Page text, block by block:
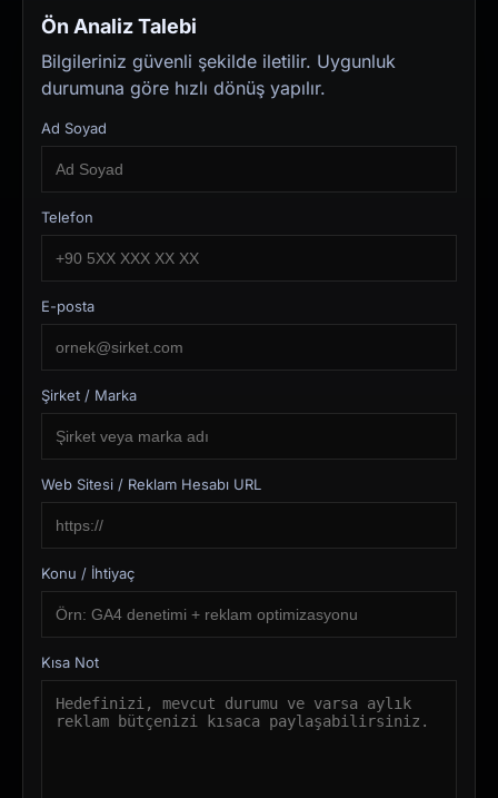
Ön Analiz Talebi
Bilgileriniz güvenli şekilde iletilir. Uygunluk
durumuna göre hızlı dönüş yapılır.
Ad Soyad
Telefon
E-posta
Şirket / Marka
Web Sitesi / Reklam Hesabı URL
Konu / İhtiyaç
Kısa Not